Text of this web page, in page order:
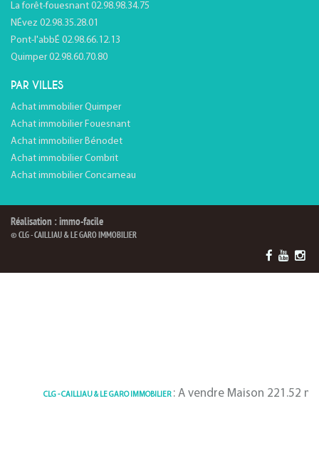
La forêt-fouesnant 02.98.98.34.75
NÉvez 02.98.35.28.01
Pont-l'abbÉ 02.98.66.12.13
Quimper 02.98.60.70.80
PAR VILLES
Achat immobilier Quimper
Achat immobilier Fouesnant
Achat immobilier Bénodet
Achat immobilier Combrit
Achat immobilier Concarneau
Réalisation : immo-facile
© CLG - CAILLIAU & LE GARO IMMOBILIER
CLG - CAILLIAU & LE GARO IMMOBILIER : A vendre Maison 221.52 m²